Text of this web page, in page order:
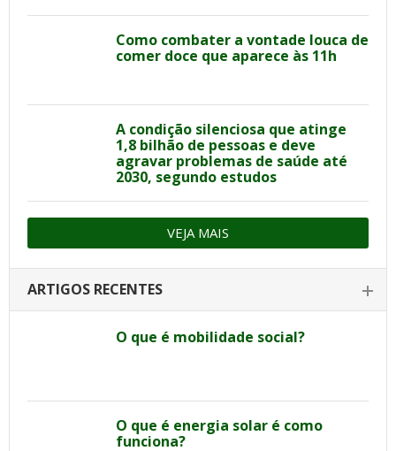
Como combater a vontade louca de
comer doce que aparece às 11h
A condição silenciosa que atinge
1,8 bilhão de pessoas e deve
agravar problemas de saúde até
2030, segundo estudos
VEJA MAIS
ARTIGOS RECENTES
O que é mobilidade social?
O que é energia solar é como
funciona?